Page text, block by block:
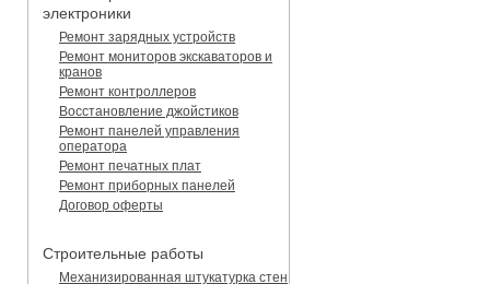
электроники
Ремонт зарядных устройств
Ремонт мониторов экскаваторов и
кранов
Ремонт контроллеров
Восстановление джойстиков
Ремонт панелей управления
оператора
Ремонт печатных плат
Ремонт приборных панелей
Договор оферты
Строительные работы
Механизированная штукатурка стен